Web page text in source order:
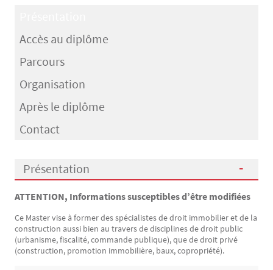
Accès au diplôme
Parcours
Organisation
Après le diplôme
Contact
Présentation
Présentation
ATTENTION, Informations susceptibles d’être modifiées
Ce Master vise à former des spécialistes de droit immobilier et de la
construction aussi bien au travers de disciplines de droit public
(urbanisme, fiscalité, commande publique), que de droit privé
(construction, promotion immobilière, baux, copropriété).